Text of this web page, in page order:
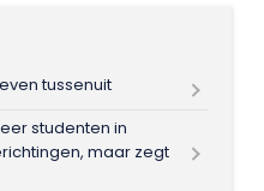
tussenuit
studenten in
maar zegt